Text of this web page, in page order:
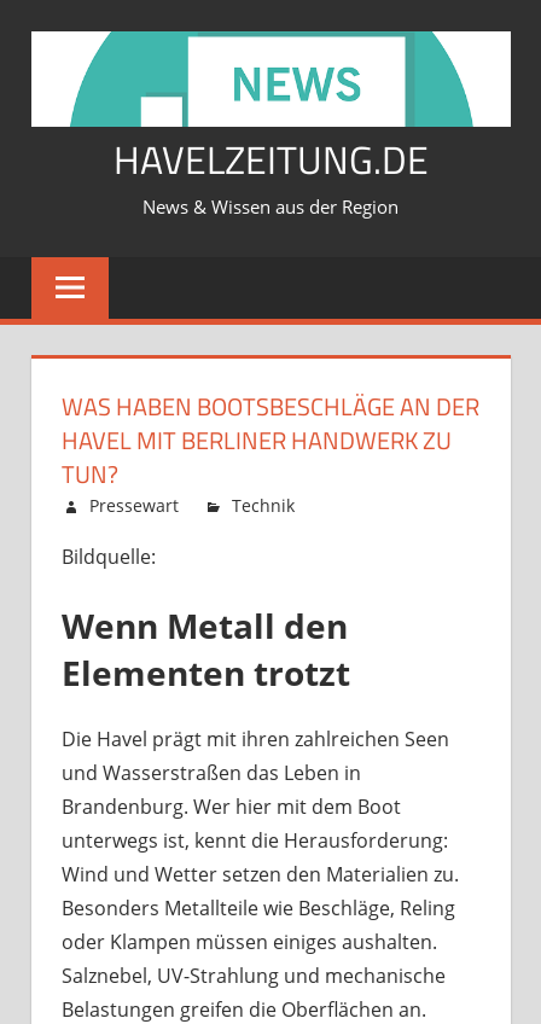
springen
HAVELZEITUNG.DE
News & Wissen aus der Region
WAS HABEN BOOTSBESCHLÄGE AN DER
HAVEL MIT BERLINER HANDWERK ZU
TUN?
Februar 12, 2026
Pressewart Technik
mit
tun?
Bildquelle:
Wenn Metall den
Elementen trotzt
Die Havel prägt mit ihren zahlreichen Seen
und Wasserstraßen das Leben in
Brandenburg. Wer hier mit dem Boot
unterwegs ist, kennt die Herausforderung:
Wind und Wetter setzen den Materialien zu.
Besonders Metallteile wie Beschläge, Reling
oder Klampen müssen einiges aushalten.
Salznebel, UV-Strahlung und mechanische
Belastungen greifen die Oberflächen an.